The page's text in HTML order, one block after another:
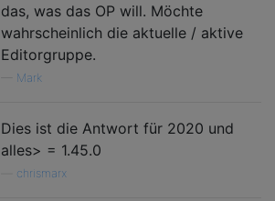
das, was das OP will. Möchte
wahrscheinlich die aktuelle / aktive
Editorgruppe.
Mark
Dies ist die Antwort für 2020 und
alles> = 1.45.0
chrismarx